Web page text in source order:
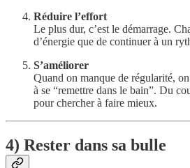
Réduire l’effort
Le plus dur, c’est le démarrage.
d’énergie que de continuer à un
S’améliorer
Quand on manque de régularité,
à se “remettre dans le bain”. Du
pour chercher à faire mieux.
4) Rester dans sa bulle